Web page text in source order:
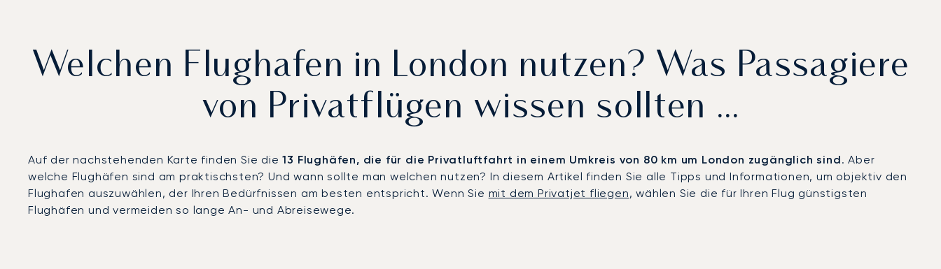
Welchen Flughafen in London nutzen? Was Passagiere
von Privatflügen wissen sollten …
Auf der nachstehenden Karte finden Sie die13 Flughäfen, die für die Privatluftfahrt in einem Umkreis von 80 km um London zugänglich sind. Aber
welche Flughäfen sind am praktischsten? Und wann sollte man welchen nutzen? In diesem Artikel finden Sie alle Tipps und Informationen, um objektiv den
Flughafen auszuwählen, der Ihren Bedürfnissen am besten entspricht. Wenn Sie mit dem Privatjet fliegen, wählen Sie die für Ihren Flug günstigsten
Flughäfen und vermeiden so lange An- und Abreisewege.